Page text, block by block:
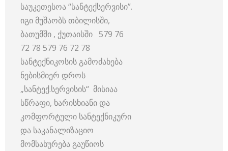
საუკეთესოა “სანტექსერვისი”.
იგი მუშაობს თბილისში,
ბათუმში , ქუთაისში 579 76
72 78 579 76 72 78
სანტექნიკოსის გამოძახება
ნებისმიერ დროს
„სანტექ.სერვისის“ მისიაა
სწრაფი, ხარისხიანი და
კომფორტული სანტექნიკური
და საკანალიზაციო
მომსახურება გაუწიოს